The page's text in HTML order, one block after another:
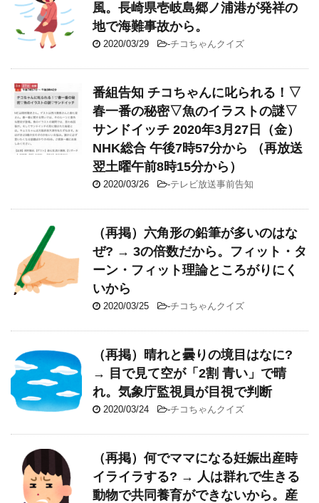
風。長崎県壱岐島郷ノ浦港が発祥の
地で海難事故から。
2020/03/29 -チコちゃんクイズ
番組告知 チコちゃんに叱られる！▽
春一番の秘密▽魚のイラストの謎▽
サンドイッチ 2020年3月27日（金）
NHK総合 午後7時57分から （再放送
翌土曜午前8時15分から）
2020/03/26 -テレビ放送事前告知
（再掲）六角形の鉛筆が多いのはな
ぜ? → 3の倍数だから。フィット・タ
ーン・フィット理論ところがりにく
いから
2020/03/25 -チコちゃんクイズ
（再掲）晴れと曇りの境目はなに?
→ 目で見て空が「2割 青い」で晴
れ。気象庁監視員が目視で判断
2020/03/24 -チコちゃんクイズ
（再掲）何でママになる妊娠出産時
イライラする? → 人は群れで生きる
動物で共同養育ができないから。産